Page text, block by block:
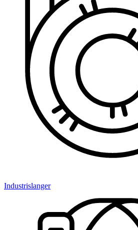
Industrislanger